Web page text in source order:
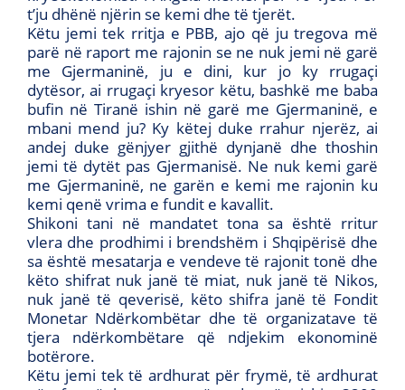
t’ju dhënë njërin se kemi dhe të tjerët.
Këtu jemi tek rritja e PBB, ajo që ju tregova më
parë në raport me rajonin se ne nuk jemi në garë
me Gjermaninë, ju e dini, kur jo ky rrugaçi
dytësor, ai rrugaçi kryesor këtu, bashkë me baba
bufin në Tiranë ishin në garë me Gjermaninë, e
mbani mend ju? Ky këtej duke rrahur njerëz, ai
andej duke gënjyer gjithë dynjanë dhe thoshin
jemi të dytët pas Gjermanisë. Ne nuk kemi garë
me Gjermaninë, ne garën e kemi me rajonin ku
kemi qenë vrima e fundit e kavallit.
Shikoni tani në mandatet tona sa është rritur
vlera dhe prodhimi i brendshëm i Shqipërisë dhe
sa është mesatarja e vendeve të rajonit tonë dhe
këto shifrat nuk janë të miat, nuk janë të Nikos,
nuk janë të qeverisë, këto shifra janë të Fondit
Monetar Ndërkombëtar dhe të organizatave të
tjera ndërkombëtare që ndjekim ekonominë
botërore.
Këtu jemi tek të ardhurat për frymë, të ardhurat